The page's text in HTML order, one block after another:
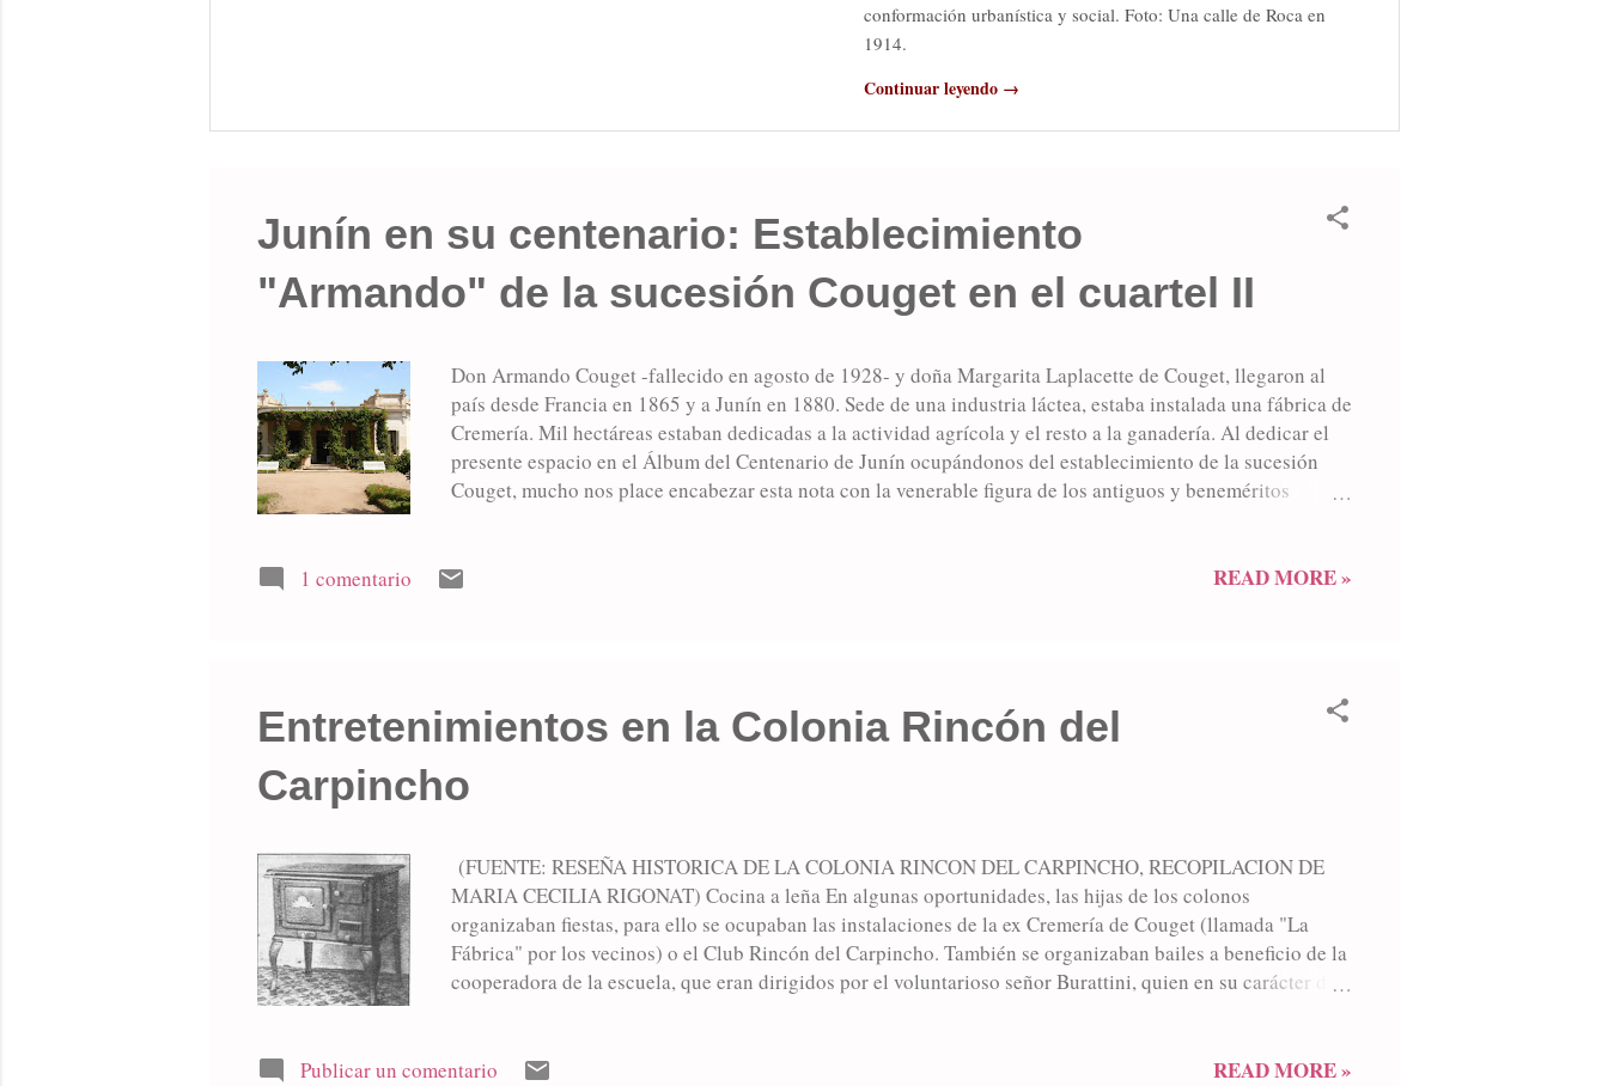
conformación urbanística y social. Foto: Una calle de Roca en
1914.
Continuar leyendo →
Junín en su centenario: Establecimiento
"Armando" de la sucesión Couget en el cuartel II
Don Armando Couget -fallecido en agosto de 1928- y doña Margarita Laplacette de Couget, llegaron al
país desde Francia en 1865 y a Junín en 1880. Sede de una industria láctea, estaba instalada una fábrica de
Cremería. Mil hectáreas estaban dedicadas a la actividad agrícola y el resto a la ganadería. Al dedicar el
presente espacio en el Álbum del Centenario de Junín ocupándonos del establecimiento de la sucesión
Couget, mucho nos place encabezar esta nota con la venerable figura de los antiguos y beneméritos
nuestra campaña, adelantaría vertiginosamente los altos destinos de nuestra joven nacionalidad: ellos
1 comentario READ MORE »
Entretenimientos en la Colonia Rincón del
Carpincho
(FUENTE: RESEÑA HISTORICA DE LA COLONIA RINCON DEL CARPINCHO, RECOPILACION DE
MARIA CECILIA RIGONAT) Cocina a leña En algunas oportunidades, las hijas de los colonos
organizaban fiestas, para ello se ocupaban las instalaciones de la ex Cremería de Couget (llamada "La
Fábrica" por los vecinos) o el Club Rincón del Carpincho. También se organizaban bailes a beneficio de la
cooperadora de la escuela, que eran dirigidos por el voluntarioso señor Burattini, quien en su carácter de
realizaba la elección de la reina, a la que concurrían las jóvenes de la zona. Otra alternativa era concurrir a
Publicar un comentario READ MORE »